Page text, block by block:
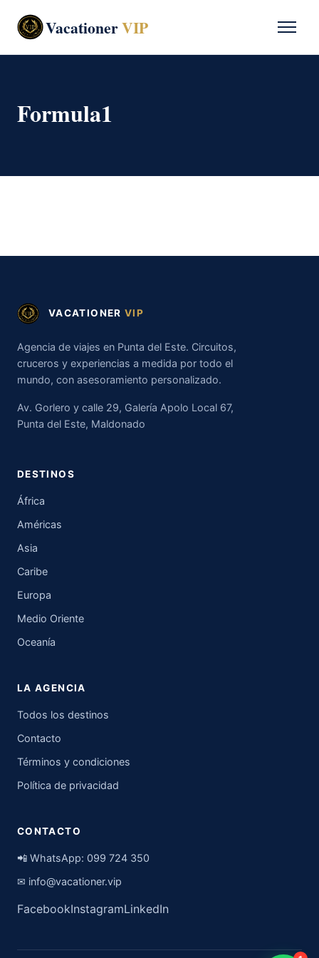
VacationerVIP
Formula1
VACATIONER VIP
Agencia de viajes en Punta del Este. Circuitos,
cruceros y experiencias a medida por todo el
mundo, con asesoramiento personalizado.
Av. Gorlero y calle 29, Galería Apolo Local 67,
Punta del Este, Maldonado
DESTINOS
África
Américas
Asia
Caribe
Europa
Medio Oriente
Oceanía
LA AGENCIA
Todos los destinos
Contacto
Términos y condiciones
Política de privacidad
CONTACTO
📲 WhatsApp: 099 724 350
✉ info@vacationer.vip
FacebookInstagramLinkedIn